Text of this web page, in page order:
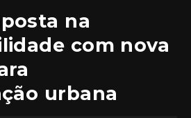
na
com nova
urbana